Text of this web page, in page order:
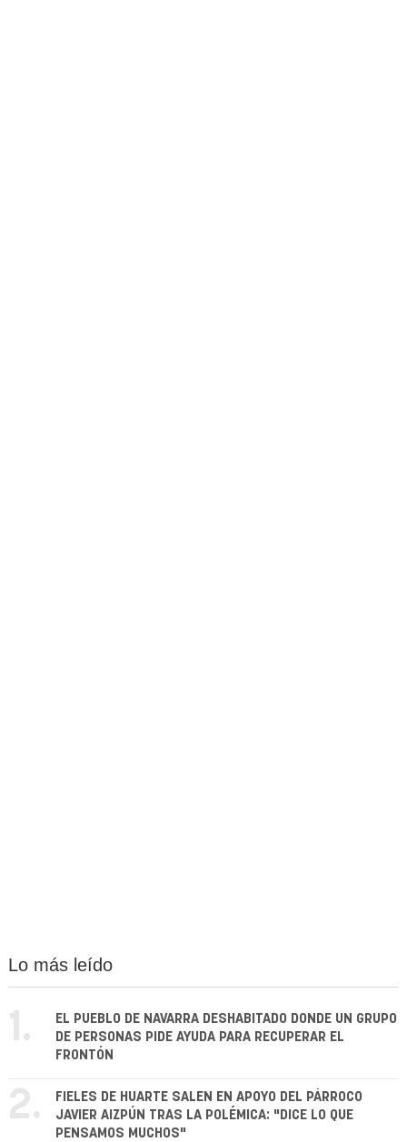
Lo más leído
1.
EL PUEBLO DE NAVARRA DESHABITADO DONDE UN GRUPO
DE PERSONAS PIDE AYUDA PARA RECUPERAR EL
FRONTÓN
2.
FIELES DE HUARTE SALEN EN APOYO DEL PÁRROCO
JAVIER AIZPÚN TRAS LA POLÉMICA: "DICE LO QUE
PENSAMOS MUCHOS"